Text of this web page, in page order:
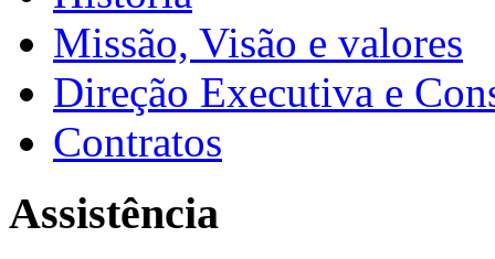
Missão, Visão e valores
Direção Executiva e
Contratos
Assistência